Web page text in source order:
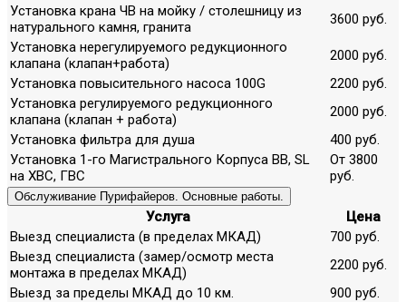
Установка крана ЧВ на мойку / столешницу из
натурального камня, гранита
3600 руб.
Установка нерегулируемого редукционного
клапана (клапан+работа)
2000 руб.
Установка повысительного насоса 100G
2200 руб.
Установка регулируемого редукционного
клапана (клапан + работа)
2000 руб.
Установка фильтра для душа
400 руб.
Установка 1-го Магистрального Корпуса ВВ, SL
на ХВС, ГВС
От 3800
руб.
Обслуживание Пурифайеров. Основные работы.
Услуга
Цена
Выезд специалиста (в пределах МКАД)
700 руб.
Выезд специалиста (замер/осмотр места
монтажа в пределах МКАД)
2200 руб.
Выезд за пределы МКАД до 10 км.
900 руб.